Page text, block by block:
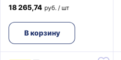
18 265,74 руб. / шт
В корзину